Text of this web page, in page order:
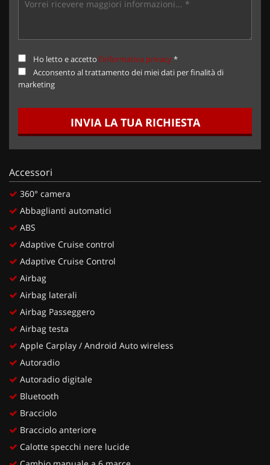
Ho letto e accetto l'informativa privacy*
Acconsento al trattamento dei miei dati per finalità di
marketing
INVIA LA TUA RICHIESTA
Accessori
360° camera
Abbaglianti automatici
ABS
Adaptive Cruise control
Adaptive Cruise Control
Airbag
Airbag laterali
Airbag Passeggero
Airbag testa
Apple Carplay / Android Auto wireless
Autoradio
Autoradio digitale
Bluetooth
Bracciolo
Bracciolo anteriore
Calotte specchi nere lucide